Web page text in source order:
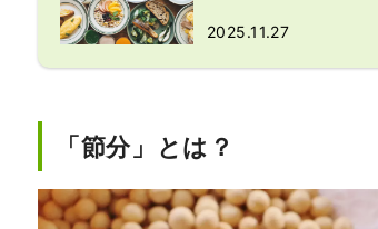
2025.11.27
「節分」とは？